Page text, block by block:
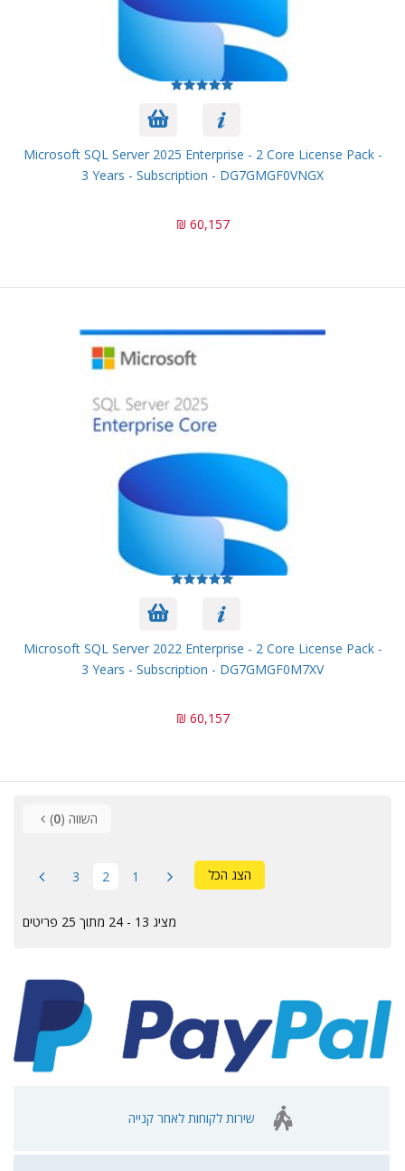
Microsoft SQL Server 2025 Enterprise - 2 Core License Pack -
3 Years - Subscription - DG7GMGF0VNGX
60,157 ₪
Microsoft SQL Server 2022 Enterprise - 2 Core License Pack -
3 Years - Subscription - DG7GMGF0M7XV
60,157 ₪
השווה (0
)
הצג הכל 1
2
3
מציג 13 - 24 מתוך 25 פריטים
שירות לקוחות לאחר קנייה